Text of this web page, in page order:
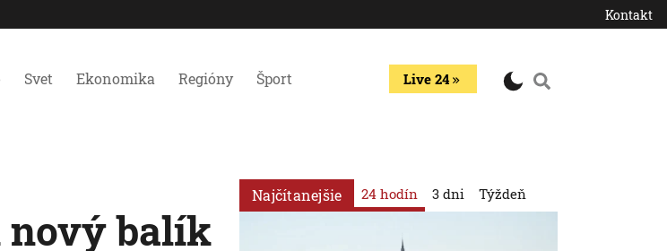
Kontakt
Svet Ekonomika Regióny Šport Live 24
nový balík
Najčítanejšie 24 hodín 3 dni Týždeň